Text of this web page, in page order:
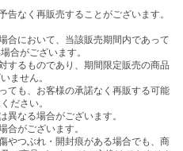
なく再販売することがございます。
合において、当該販売期間内であって
合がございます。
するものであり、期間限定販売の商品
ません。
ても、お客様の承諾なく再販する可能
ださい。
なる場合がございます。
がございます。
やつぶれ・開封痕がある場合でも、商